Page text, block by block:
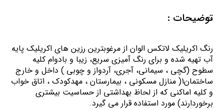
توضیحات :
رنگ اكريليك لاتكس الوان از مرغوبترين رزين هاي اكريليك پايه
آب تهيه شده و برای رنگ آمیزی سریع، زیبا و بادوام کلیه
سطوح (گچی ، سیمانی، آجری، آردواز و چوبی ) داخل و خارج
ساختمان1( منازل مسكوني ، بيمارستان ، مهدكودك ، اتاق خواب
و كليه اماكني كه از لحاظ بهداشتي از حساسيت بيشتري
برخوردارند) مورد استفاده قرار می گیرد.